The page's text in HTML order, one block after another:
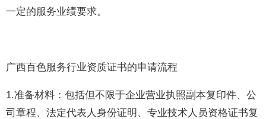
一定的服务业绩要求。
广西百色服务行业资质证书的申请流程
1.准备材料：包括但不限于企业营业执照副本复印件、公
司章程、法定代表人身份证明、专业技术人员资格证书复